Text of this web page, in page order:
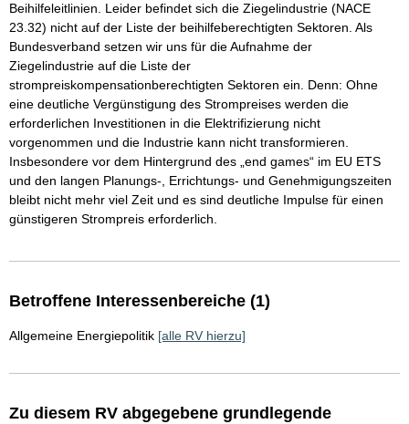
Beihilfeleitlinien. Leider befindet sich die Ziegelindustrie (NACE
23.32) nicht auf der Liste der beihilfeberechtigten Sektoren. Als
Bundesverband setzen wir uns für die Aufnahme der
Ziegelindustrie auf die Liste der
strompreiskompensationberechtigten Sektoren ein. Denn: Ohne
eine deutliche Vergünstigung des Strompreises werden die
erforderlichen Investitionen in die Elektrifizierung nicht
vorgenommen und die Industrie kann nicht transformieren.
Insbesondere vor dem Hintergrund des „end games“ im EU ETS
und den langen Planungs-, Errichtungs- und Genehmigungszeiten
bleibt nicht mehr viel Zeit und es sind deutliche Impulse für einen
günstigeren Strompreis erforderlich.
Betroffene Interessenbereiche (1)
Allgemeine Energiepolitik [alle RV hierzu]
Zu diesem RV abgegebene grundlegende